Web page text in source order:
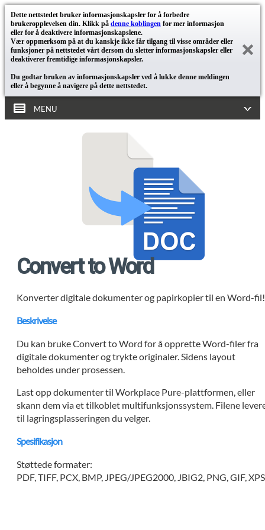
Dette nettstedet bruker informasjonskapsler for å forbedre
brukeropplevelsen din. Klikk på denne koblingen for mer informasjon
eller for å deaktivere informasjonskapslene.
Vær oppmerksom på at du kanskje ikke får tilgang til visse områder eller
funksjoner på nettstedet vårt dersom du sletter informasjonskapsler eller
deaktiverer fremtidige informasjonskapsler.
Du godtar bruken av informasjonskapsler ved å lukke denne meldingen
eller å begynne å navigere på dette nettstedet.
MENU
Convert to Word
Konverter digitale dokumenter og papirkopier til en Word-fil!
Beskrivelse
Du kan bruke Convert to Word for å opprette Word-filer fra
digitale dokumenter og trykte originaler. Sidens layout
beholdes under prosessen.
Last opp dokumenter til Workplace Pure-plattformen, eller
skann dem via et tilkoblet multifunksjonssystem. Filene
til lagringsplasseringen du velger.
Spesifikasjon
Støttede formater:
PDF, TIFF, PCX, BMP, JPEG/JPEG2000, JBIG2, PNG, GIF, XPS